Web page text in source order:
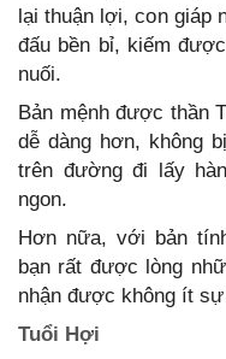
lại thuận lợi, con giáp
đấu bền bỉ, kiếm
nuối.
Bản mệnh được thần
dễ dàng hơn, không
trên đường đi lấy
ngon.
Hơn nữa, với bản
bạn rất được lòng
nhận được không ít
Tuổi Hợi